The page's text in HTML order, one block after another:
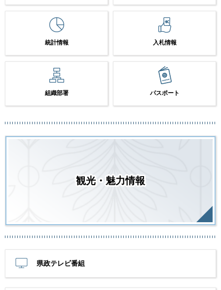
統計情報 入札情報
組織部署 パスポート
観光・魅力情報
県政テレビ番組